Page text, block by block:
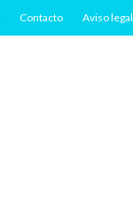
Contacto Aviso legal